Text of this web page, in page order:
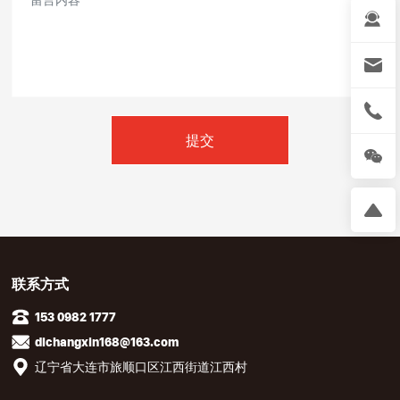
提交
联系方式
153 0982 1777
dlchangxin168@163.com
辽宁省大连市旅顺口区江西街道江西村